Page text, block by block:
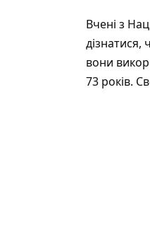
Вчені з
дізнатися,
вони
73 років.